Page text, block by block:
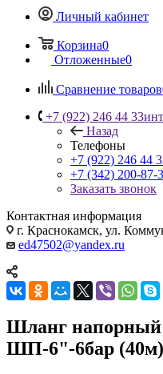
Личный кабинет
Корзина0
Отложенные0
Сравнение товаров
+7 (922) 246 44 33
Назад
Телефоны
+7 (922) 246 44
+7 (342) 200-87-
Заказать звонок
Контактная информация
г. Краснокамск, ул.
ed47502@yandex.ru
Шланг
ШП-6"-6бар (40м)